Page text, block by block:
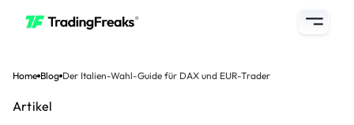
Home Blog Der Italien-Wahl-Guide für DAX und EUR-Trader
Artikel